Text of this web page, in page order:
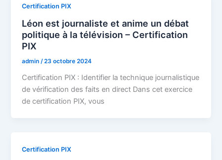
Certification PIX
Léon est journaliste et anime un débat
politique à la télévision – Certification
PIX
admin/23 octobre 2024
Certification PIX : Identifier la technique journalistique
de vérification des faits en direct Dans cet exercice
de certification PIX, vous
Certification PIX